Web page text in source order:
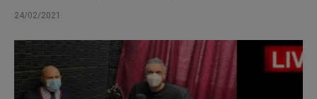
24/02/2021